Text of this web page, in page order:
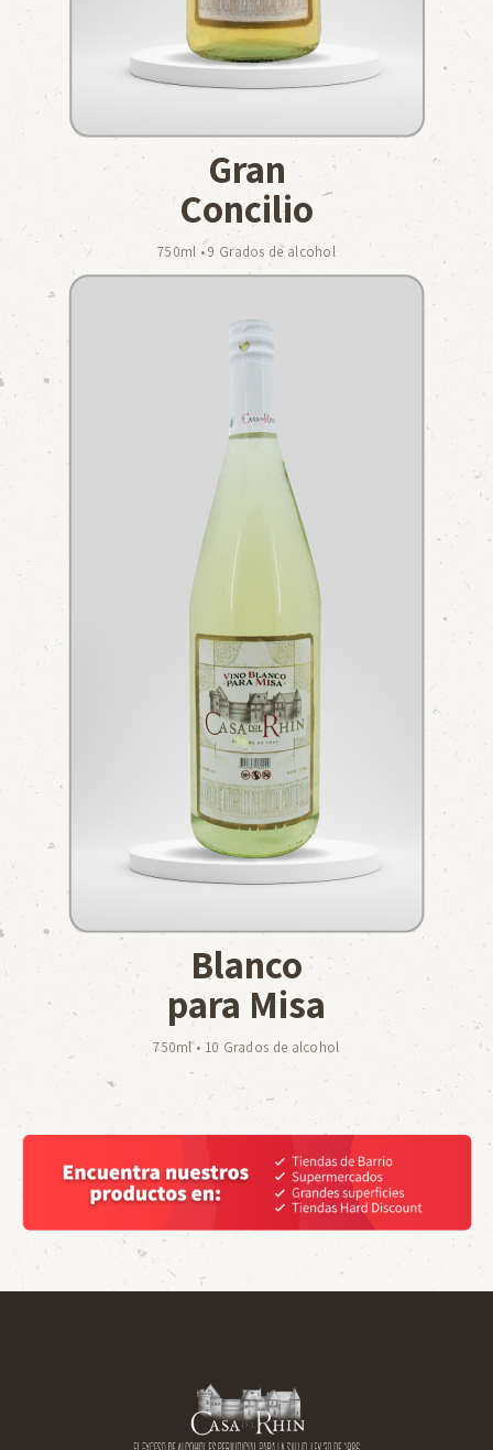
Gran
Concilio
750ml • 9 Grados de alcohol
Blanco
para Misa
750ml • 10 Grados de alcohol